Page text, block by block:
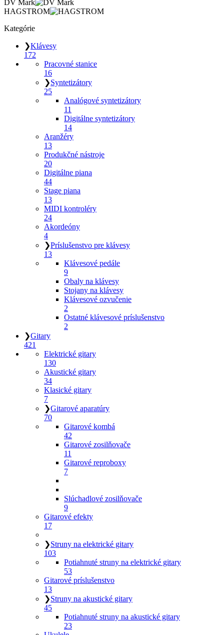
DV Mark
HAGSTROM
Kategórie
❯Klávesy
172
Pracovné stanice
16
❯Syntetizátory
25
Analógové syntetizátory
11
Digitálne syntetizátory
14
Aranžéry
13
Produkčné nástroje
20
Digitálne piana
44
Stage piana
13
MIDI kontroléry
24
Akordeóny
4
❯Príslušenstvo pre klávesy
13
Klávesové pedále
9
Obaly na klávesy
Stojany na klávesy
Klávesové ozvučenie
2
Ostatné klávesové príslušenstvo
2
❯Gitary
421
Elektrické gitary
130
Akustické gitary
34
Klasické gitary
7
❯Gitarové aparatúry
70
Gitarové kombá
42
Gitarové zosilňovače
11
Gitarové reproboxy
7
Slúchadlové zosilňovače
9
Gitarové efekty
17
❯Struny na elektrické gitary
103
Potiahnuté struny na elektrické gitary
53
Gitarové príslušenstvo
13
❯Struny na akustické gitary
45
Potiahnuté struny na akustické gitary
23